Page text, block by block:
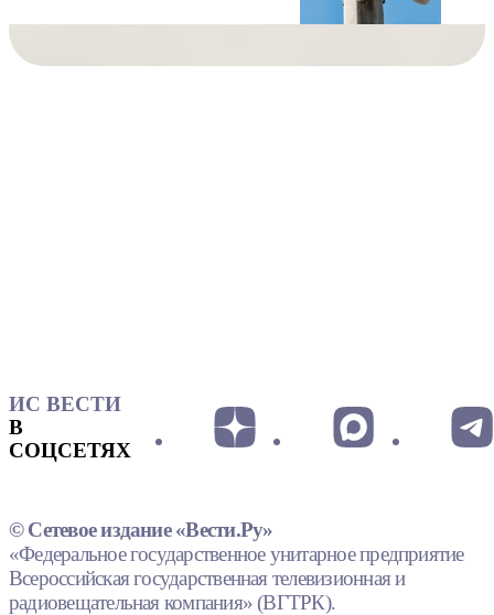
ИС ВЕСТИ
В
СОЦСЕТЯХ
© Сетевое издание «Вести.Ру»
«Федеральное государственное унитарное предприятие
Всероссийская государственная телевизионная и
радиовещательная компания» (ВГТРК).